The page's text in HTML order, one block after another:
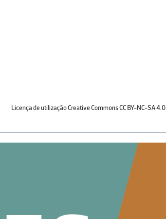
Licença de utilização Creative Commons CC BY-NC-SA 4.0